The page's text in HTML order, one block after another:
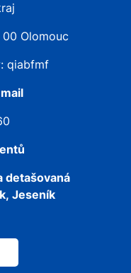
Olomouc
qiabfmf
detašovaná
Jeseník